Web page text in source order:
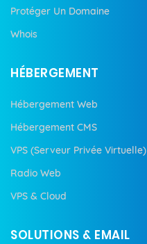
Protéger Un Domaine
Whois
HÉBERGEMENT
Hébergement Web
Hébergement CMS
VPS (Serveur Privée Virtuelle)
Radio Web
VPS & Cloud
SOLUTIONS & EMAIL